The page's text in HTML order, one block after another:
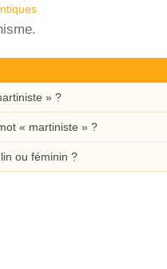
» ?
« martiniste » ?
ou féminin ?